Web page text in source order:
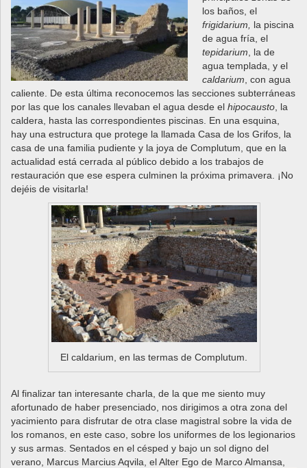
los baños, el
frigidarium, la piscina
de agua fría, el
tepidarium , la de
agua templada, y el
caldarium , con agua
caliente. De esta última reconocemos las secciones subterráneas
por las que los canales llevaban el agua desde el hipocausto , la
caldera, hasta las correspondientes piscinas. En una esquina,
hay una estructura que protege la llamada Casa de los Grifos, la
casa de una familia pudiente y la joya de Complutum, que en la
actualidad está cerrada al público debido a los trabajos de
restauración que ese espera culminen la próxima primavera. ¡No
dejéis de visitarla!
El caldarium, en las termas de Complutum.
Al finalizar tan interesante charla, de la que me siento muy
afortunado de haber presenciado, nos dirigimos a otra zona del
yacimiento para disfrutar de otra clase magistral sobre la vida de
los romanos, en este caso, sobre los uniformes de los legionarios
y sus armas. Sentados en el césped y bajo un sol digno del
verano, Marcus Marcius Aqvila , el Alter Ego de Marco Almansa,